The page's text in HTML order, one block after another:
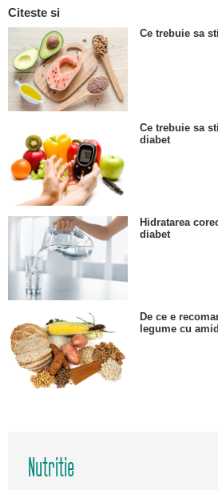
Citeste si
Ce trebuie sa
Ce trebuie sa
diabet
Hidratarea
diabet
De ce e
legume cu
Nutritie